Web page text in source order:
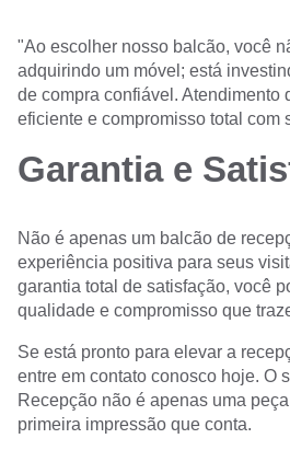
"Ao escolher nosso balcão, você
adquirindo um móvel; está
de compra confiável. Atendimento
eficiente e compromisso total com
Garantia e
Não é apenas um balcão de
experiência positiva para seus
garantia total de satisfação, você
qualidade e compromisso que
Se está pronto para elevar a
entre em contato conosco hoje. O
Recepção não é apenas uma
primeira impressão que conta.